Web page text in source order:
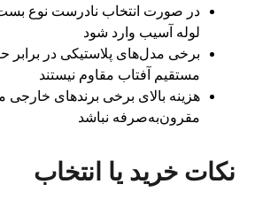
در صورت انتخاب نادرست نوع
لوله آسیب وارد شود
برخی مدل‌های پلاستیکی در برابر
مستقیم آفتاب مقاوم نیستند
هزینه بالای برخی برندهای
مقرون‌به‌صرفه نباشد
نکات خرید یا انتخاب